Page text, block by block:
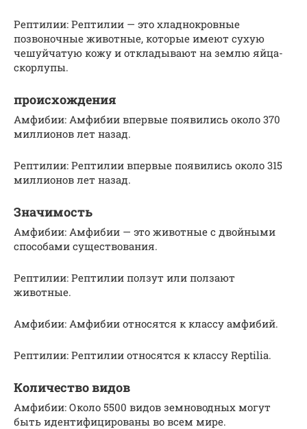
Рептилии: Рептилии — это хладнокровные
позвоночные животные, которые имеют сухую
чешуйчатую кожу и откладывают на землю яйца-
скорлупы.
происхождения
Амфибии: Амфибии впервые появились около 370
миллионов лет назад.
Рептилии: Рептилии впервые появились около 315
миллионов лет назад.
Значимость
Амфибии: Амфибии — это животные с двойными
способами существования.
Рептилии: Рептилии ползут или ползают
животные.
Амфибии: Амфибии относятся к классу амфибий.
Рептилии: Рептилии относятся к классу Reptilia.
Количество видов
Амфибии: Около 5500 видов земноводных могут
быть идентифицированы во всем мире.